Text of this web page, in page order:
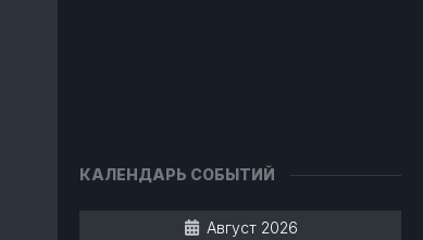
КАЛЕНДАРЬ СОБЫТИЙ
Август 2026